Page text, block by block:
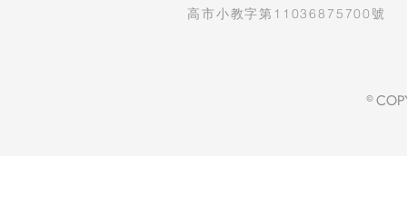
高市小教字第11036875700號
©